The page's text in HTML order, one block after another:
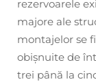
rezervoarele
majore ale
montajelor se
obișnuite de
trei până la